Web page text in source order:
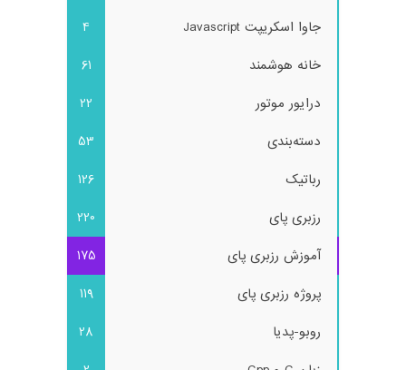
جاوا اسکریپت Javascript
4
خانه هوشمند
61
درایور موتور
22
دسته‌بندی
53
رباتیک
126
رزبری پای
220
آموزش رزبری پای
175
پروژه رزبری پای
119
روبو-پدیا
28